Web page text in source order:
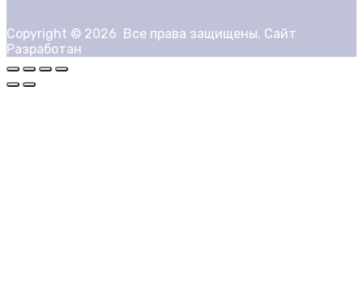
Copyright © 2026 Все права защищены. Сайт
Разработан